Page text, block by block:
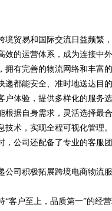
境贸易和国际交流日益频繁
效的运营体系，成为连接中
拥有完善的物流网络和丰富
递都能安全、准时地送达目
户体验，提供多样化的服务
根据自身需求，灵活选择最
技术，实现全程可视化管理
，公司还配备了专业的客服
公司积极拓展跨境电商物流
“客户至上，品质第一”的经
不开版权律师